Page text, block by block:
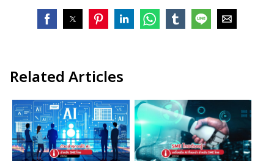
Related Articles